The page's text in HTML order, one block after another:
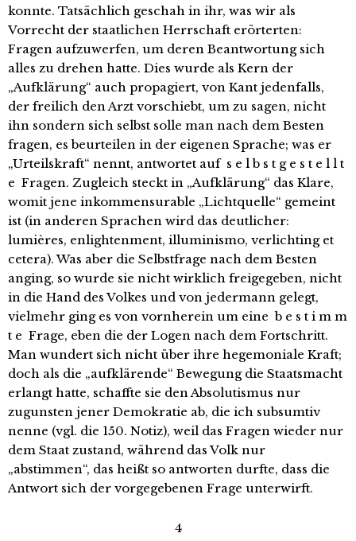
konnte. Tatsächlich geschah in ihr, was wir als
Vorrecht der staatlichen Herrschaft erörterten:
Fragen aufzuwerfen, um deren Beantwortung sich
alles zu drehen hatte. Dies wurde als Kern der
„Aufklärung“ auch propagiert, von Kant jedenfalls,
der freilich den Arzt vorschiebt, um zu sagen, nicht
ihn sondern sich selbst solle man nach dem Besten
fragen, es beurteilen in der eigenen Sprache; was er
„Urteilskraft“ nennt, antwortet auf s e l b s t g e s t e l l t
e Fragen. Zugleich steckt in „Aufklärung“ das Klare,
womit jene inkommensurable „Lichtquelle“ gemeint
ist (in anderen Sprachen wird das deutlicher:
lumières, enlightenment, illuminismo, verlichting et
cetera). Was aber die Selbstfrage nach dem Besten
anging, so wurde sie nicht wirklich freigegeben, nicht
in die Hand des Volkes und von jedermann gelegt,
vielmehr ging es von vornherein um eine b e s t i m m
t e Frage, eben die der Logen nach dem Fortschritt.
Man wundert sich nicht über ihre hegemoniale Kraft;
doch als die „aufklärende“ Bewegung die Staatsmacht
erlangt hatte, schaffte sie den Absolutismus nur
zugunsten jener Demokratie ab, die ich subsumtiv
nenne (vgl. die 150. Notiz), weil das Fragen wieder nur
dem Staat zustand, während das Volk nur
„abstimmen“, das heißt so antworten durfte, dass die
Antwort sich der vorgegebenen Frage unterwirft.
4